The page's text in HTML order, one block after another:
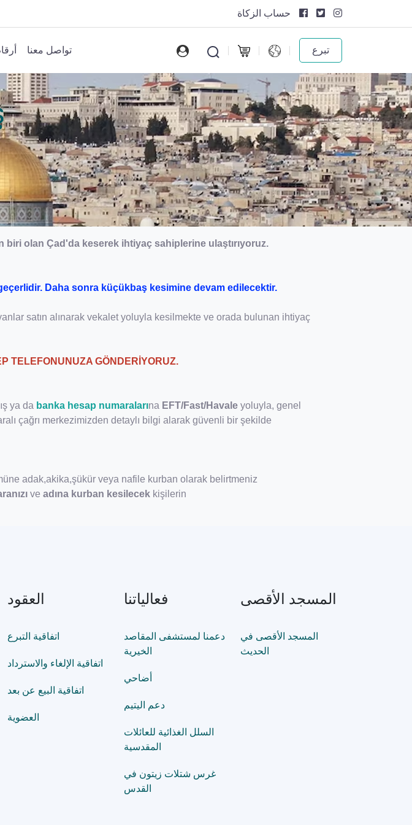
حساب الزكاة
تواصل معنا تبرع
biri olan Çad'da keserek ihtiyaç sahiplerine ulaştırıyoruz.
Daha sonra küçükbaş kesimine devam edilecektir.
satın alınarak vekalet yoluyla kesilmekte ve orada bulunan ihtiyaç
TELEFONUNUZA GÖNDERİYORUZ.
ya da banka hesap numaralarına EFT/Fast/Havale yoluyla, genel
çağrı merkezimizden detaylı bilgi alarak güvenli bir şekilde
adak,akika,şükür veya nafile kurban olarak belirtmeniz
ve adına kurban kesilecek kişilerin
العقود
اتفاقية التبرع
اتفاقية الإلغاء والاسترداد
اتفاقية البيع عن بعد
العضوية
فعالياتنا
دعمنا لمستشفى المقاصد
الخيرية
أضاحي
دعم اليتيم
السلل الغذائية للعائلات
المقدسية
غرس شتلات زيتون في
القدس
المسجد الأقصى
المسجد الأقصى في
الحديث